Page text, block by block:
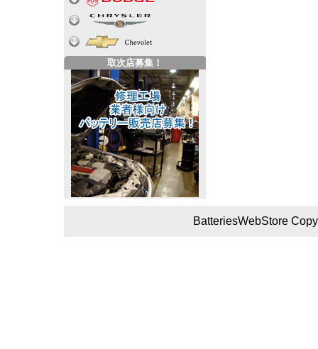
取次店募集！
BatteriesWebStore